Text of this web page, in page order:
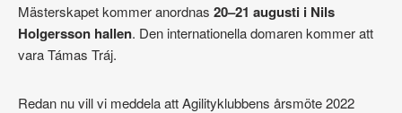
Mästerskapet kommer anordnas 20–21 augusti i Nils
Holgersson hallen. Den internationella domaren kommer att
vara Támas Tráj.
Redan nu vill vi meddela att Agilityklubbens årsmöte 2022